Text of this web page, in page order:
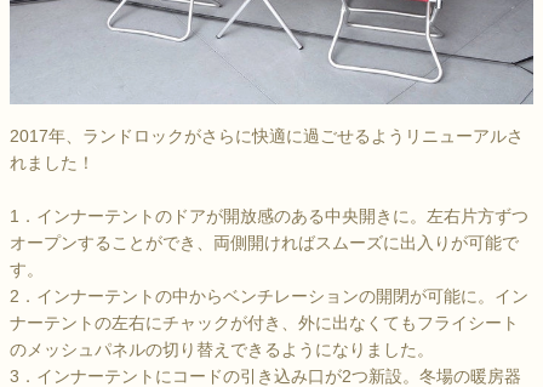
2017年、ランドロックがさらに快適に過ごせるようリニューアルさ
れました！
1．インナーテントのドアが開放感のある中央開きに。左右片方ずつ
オープンすることができ、両側開ければスムーズに出入りが可能で
す。
2．インナーテントの中からベンチレーションの開閉が可能に。イン
ナーテントの左右にチャックが付き、外に出なくてもフライシート
のメッシュパネルの切り替えできるようになりました。
3．インナーテントにコードの引き込み口が2つ新設。冬場の暖房器